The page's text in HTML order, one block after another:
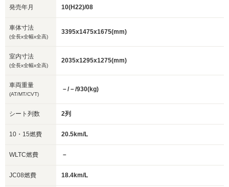
発売年月 10(H22)/08
車体寸法
(全長x全幅x全高)
3395x1475x1675(mm)
室内寸法
(全長x全幅x全高)
2035x1295x1275(mm)
車両重量
(AT/MT/CVT)
－/－/930(kg)
シート列数 2列
10・15燃費 20.5km/L
WLTC燃費 －
JC08燃費 18.4km/L